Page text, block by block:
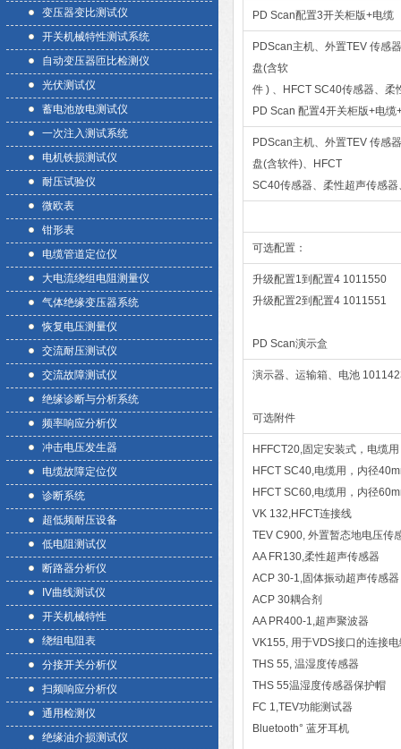
变压器变比测试仪
开关机械特性测试系统
自动变压器匝比检测仪
光伏测试仪
蓄电池放电测试仪
一次注入测试系统
电机铁损测试仪
耐压试验仪
微欧表
钳形表
电缆管道定位仪
大电流绕组电阻测量仪
气体绝缘变压器系统
恢复电压测量仪
交流耐压测试仪
交流故障测试仪
绝缘诊断与分析系统
频率响应分析仪
冲击电压发生器
电缆故障定位仪
诊断系统
超低频耐压设备
低电阻测试仪
断路器分析仪
IV曲线测试仪
开关机械特性
绕组电阻表
分接开关分析仪
扫频响应分析仪
通用检测仪
绝缘油介损测试仪
PD Scan配置3开关柜版+电缆
PDScan主机、外置TEV 传感
盘(含软
件 ) 、HFCT SC40传感器、柔
PD Scan 配置4开关柜版+电缆
PDScan主机、外置TEV 传感
盘(含软件)、HFCT
SC40传感器、柔性超声传感
可选配置：
升级配置1到配置4 1011550
升级配置2到配置4 1011551
PD Scan演示盒
演示器、运输箱、电池
可选附件
HFFCT20,固定
HFCT SC40,
HFCT SC60,
VK
TEV C900, 外
AA FR130,
ACP 30-1,固
ACP 30
AA
VK155, 用于
THS 55,
THS 55温湿
FC 1,TEV